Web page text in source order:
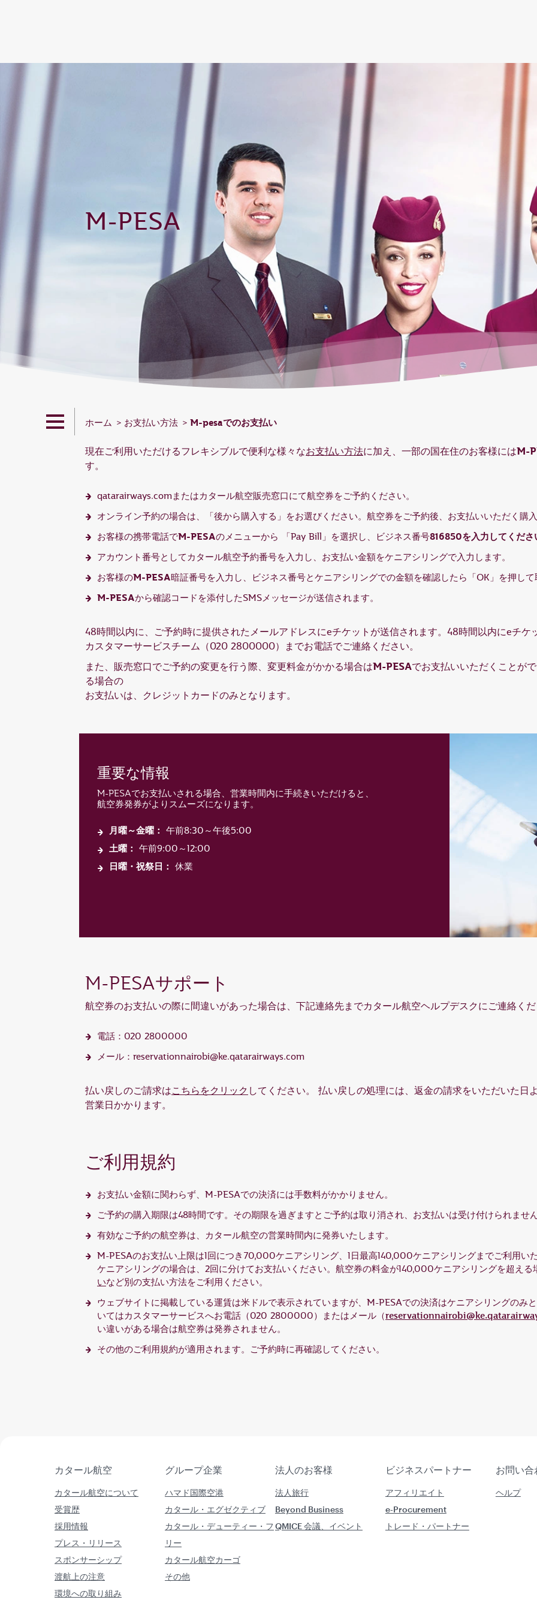
M-PESA
ホーム お支払い方法 M-pesaでのお支払い
現在ご利用いただけるフレキシブルで便利な様々なお支払い方法に加え、一部の国在住のお客様にはM-
す。
qatarairways.comまたはカタール航空販売窓口にて航空券をご予約ください。
オンライン予約の場合は、「後から購入する」をお選びください。航空券をご予約後、お支払いいただく購
お客様の携帯電話でM-PESAのメニューから 「Pay Bill」を選択し、ビジネス番号816850を入力してくださ
アカウント番号としてカタール航空予約番号を入力し、お支払い金額をケニアシリングで入力します。
お客様のM-PESA暗証番号を入力し、ビジネス番号とケニアシリングでの金額を確認したら「OK」を押し
M-PESAから確認コードを添付したSMSメッセージが送信されます。
48時間以内に、ご予約時に提供されたメールアドレスにeチケットが送信されます。48時間以内にeチケ
カスタマーサービスチーム（020 2800000）までお電話でご連絡ください。
また、販売窓口でご予約の変更を行う際、変更料金がかかる場合はM-PESAでお支払いいただくことが
る場合の
お支払いは、クレジットカードのみとなります。
重要な情報
M-PESAでお支払いされる場合、営業時間内に手続きいただけると、
航空券発券がよりスムーズになります。
月曜～金曜： 午前8:30～午後5:00
土曜： 午前9:00～12:00
日曜・祝祭日： 休業
M-PESAサポート
航空券のお支払いの際に間違いがあった場合は、下記連絡先までカタール航空ヘルプデスクにご連絡く
電話：020 2800000
メール：reservationnairobi@ke.qatarairways.com
払い戻しのご請求はこちらをクリック してください。 払い戻しの処理には、返金の請求をいただいた日
営業日かかります。
ご利用規約
お支払い金額に関わらず、M-PESAでの決済には手数料がかかりません。
ご予約の購入期限は48時間です。その期限を過ぎますとご予約は取り消され、お支払いは受け付けられませ
有効なご予約の航空券は、カタール航空の営業時間内に発券いたします。
M-PESAのお支払い上限は1回につき70,000ケニアシリング、1日最高140,000ケニアシリングまでご利用
ケニアシリングの場合は、2回に分けてお支払いください。航空券の料金が140,000ケニアシリングを超える
いなど別の支払い方法をご利用ください。
ウェブサイトに掲載している運賃は米ドルで表示されていますが、M-PESAでの決済はケニアシリングのみ
いてはカスタマーサービスへお電話（020 2800000）またはメール（
い違いがある場合は航空券は発券されません。
その他のご利用規約が適用されます。ご予約時に再確認してください。
カタール航空 グループ企業 法人のお客様 ビジネスパートナー お問い合
カタール航空について
受賞歴
採用情報
プレス・リリース
スポンサーシップ
渡航上の注意
環境への取り組み
ハマド国際空港
カタール・エグゼクティブ
カタール・デューティー・フ
リー
カタール航空カーゴ
その他
法人旅行
Beyond Business
QMICE 会議、イベント
アフィリエイト
e-Procurement
トレード・パートナー
ヘルプ